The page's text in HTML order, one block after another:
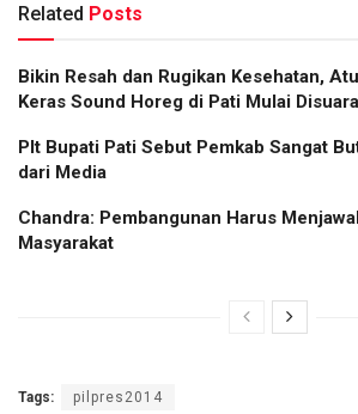
Related Posts
Bikin Resah dan Rugikan Kesehatan,
Keras Sound Horeg di Pati Mulai
Plt Bupati Pati Sebut Pemkab Sangat
dari Media
Chandra: Pembangunan Harus
Masyarakat
Tags: pilpres2014